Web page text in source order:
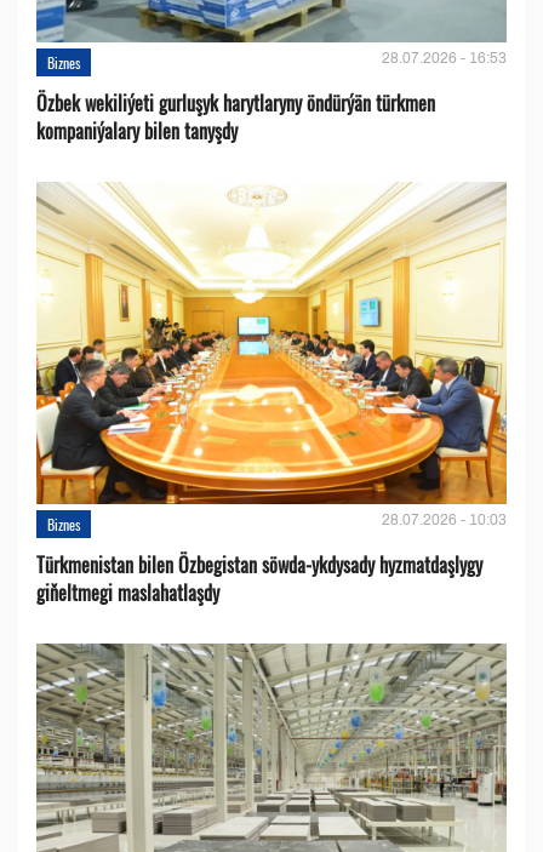
Biznes 28.07.2026 - 16:53
Özbek wekiliýeti gurluşyk harytlaryny öndürýän türkmen
kompaniýalary bilen tanyşdy
Biznes 28.07.2026 - 10:03
Türkmenistan bilen Özbegistan söwda-ykdysady hyzmatdaşlygy
giňeltmegi maslahatlaşdy